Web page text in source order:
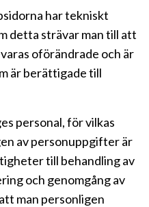
har tekniskt
detta strävar man till att
oförändrade och är
är berättigade till
personal, för vilkas
av personuppgifter är
till behandling av
och genomgång av
man personligen